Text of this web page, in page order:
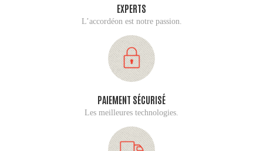
EXPERTS
L’accordéon est notre passion.
PAIEMENT SÉCURISÉ
Les meilleures technologies.